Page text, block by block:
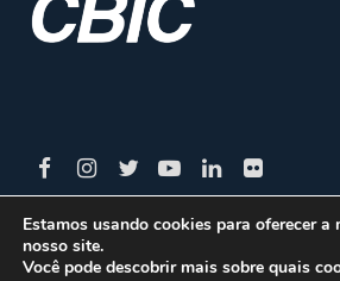
CBIC | SBN Quadra 01 – Bloco I –
Estamos usando cookies para oferecer a
nosso site.
Você pode descobrir mais sobre quais